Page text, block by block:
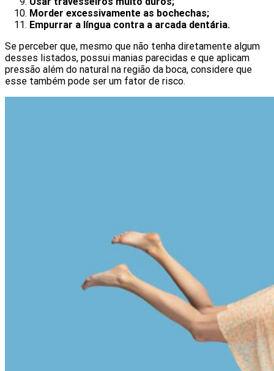
Morder excessivamente as bochechas;
Empurrar a língua contra a arcada dentária.
Se perceber que, mesmo que não tenha diretamente algum
desses listados, possui manias parecidas e que aplicam
pressão além do natural na região da boca, considere que
esse também pode ser um fator de risco.